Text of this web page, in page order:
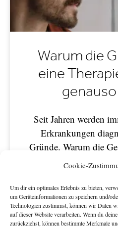
Cookie-
Um dir ein optimales Erlebnis zu bieten,
um Geräteinformationen zu speichern und/
Technologien zustimmst, können wir Daten
auf dieser Website verarbeiten. Wenn du
zurückziehst, können bestimmte Merkmale
Warum die
eine
Seit Jahren werden
Erkrankungen
Gründe. Warum die
leben, dringend
Michael Nast